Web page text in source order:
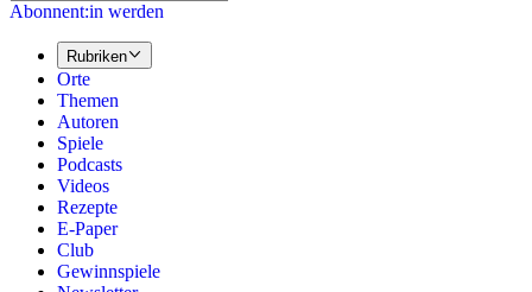
Abonnent:in werden
Rubriken
Orte
Themen
Autoren
Spiele
Podcasts
Videos
Rezepte
E-Paper
Club
Gewinnspiele